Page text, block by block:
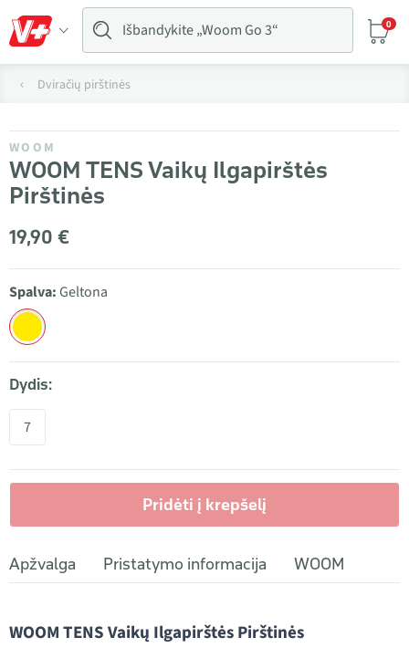
0
Dviračių pirštinės
WOOM
WOOM TENS Vaikų Ilgapirštės
Pirštinės
19,90 €
Spalva:Geltona
Dydis:
7
Pridėti į krepšelį
Apžvalga Pristatymo informacija WOOM
WOOM TENS Vaikų Ilgapirštės Pirštinės